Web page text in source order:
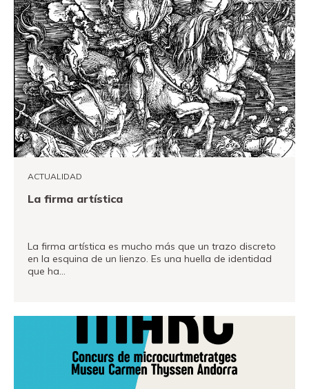
ACTUALIDAD
La firma artística
La firma artística es mucho más que un trazo discreto
en la esquina de un lienzo. Es una huella de identidad
que ha…